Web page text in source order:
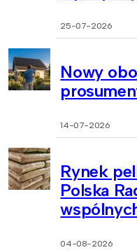
25-07-2026
Nowy
14-07-2026
Rynek
Polska
04-08-2026